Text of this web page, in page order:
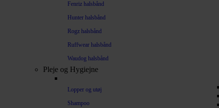
Fenriz halsbånd
Hunter halsbånd
Rogz halsbånd
Ruffwear halsbånd
Waudog halsbånd
Pleje og Hygiejne
Lopper og utøj
Shampoo